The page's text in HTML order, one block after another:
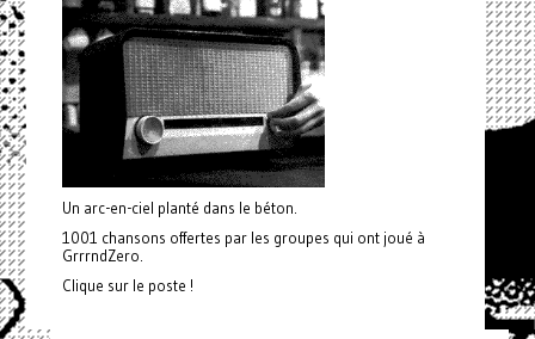
Un arc-en-ciel planté dans le béton.
1001 chansons offertes par les groupes qui ont joué à
GrrrndZero.
Clique sur le poste !